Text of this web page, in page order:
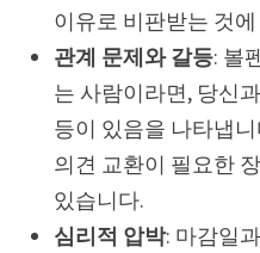
이유로 비판받는 것
관계 문제와 갈등: 볼
는 사람이라면, 당신
등이 있음을 나타냅
의견 교환이 필요한
있습니다.
심리적 압박: 마감일